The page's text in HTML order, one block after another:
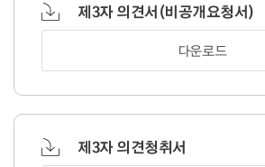
제3자 의견서(비공개요청서)
다운로드
제3자 의견청취서